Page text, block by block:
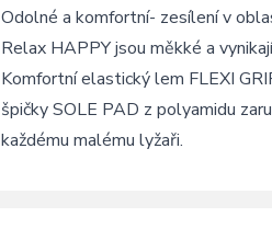
Odolné a komfortní- zesílení v
Relax HAPPY jsou měkké a
Komfortní elastický lem FLEXI
špičky SOLE PAD z polyamidu
každému malému lyžaři.